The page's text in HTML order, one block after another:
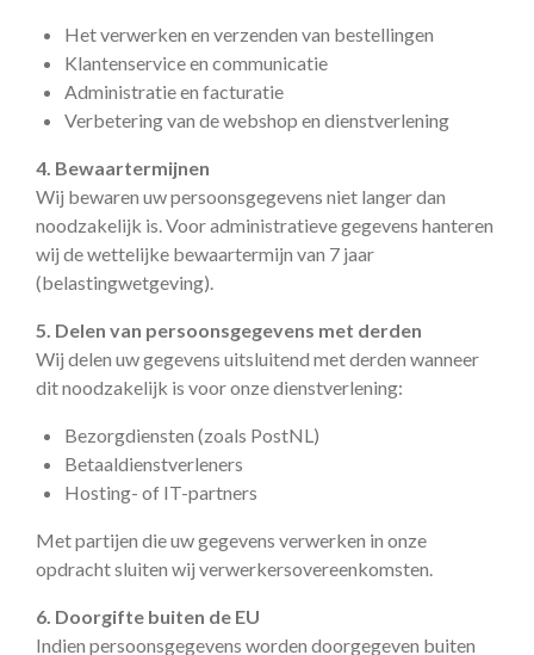
Het verwerken en verzenden van bestellingen
Klantenservice en communicatie
Administratie en facturatie
Verbetering van de webshop en dienstverlening
4. Bewaartermijnen
Wij bewaren uw persoonsgegevens niet langer dan
noodzakelijk is. Voor administratieve gegevens hanteren
wij de wettelijke bewaartermijn van 7 jaar
(belastingwetgeving).
5. Delen van persoonsgegevens met derden
Wij delen uw gegevens uitsluitend met derden wanneer
dit noodzakelijk is voor onze dienstverlening:
Bezorgdiensten (zoals PostNL)
Betaaldienstverleners
Hosting- of IT-partners
Met partijen die uw gegevens verwerken in onze
opdracht sluiten wij verwerkersovereenkomsten.
6. Doorgifte buiten de EU
Indien persoonsgegevens worden doorgegeven buiten